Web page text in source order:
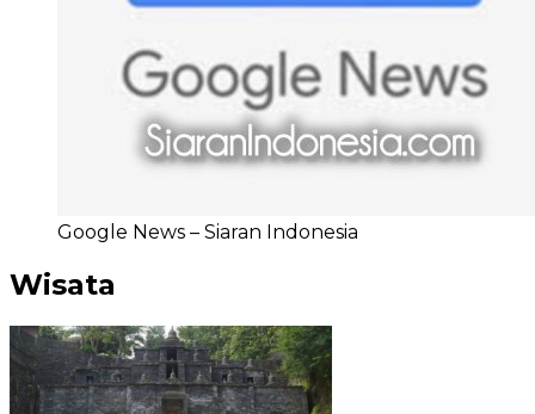
Google News – Siaran Indonesia
Wisata